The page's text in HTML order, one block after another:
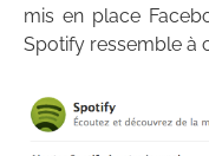
mis en place
Spotify ressemble à